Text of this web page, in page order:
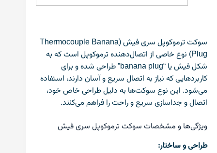
سوکت ترموکوپل سری فیش (Thermocouple Banana
Plug) نوع خاصی از اتصال‌دهنده ترموکوپل است که به
شکل فیش یا “banana plug” طراحی شده و برای
کاربردهایی که نیاز به اتصال سریع و آسان دارند، استفاده
می‌شود. این نوع سوکت‌ها به دلیل طراحی خاص خود،
اتصال و جداسازی سریع و راحت را فراهم می‌کنند.
ویژگی‌ها و مشخصات سوکت ترموکوپل سری فیش
طراحی و ساختار: